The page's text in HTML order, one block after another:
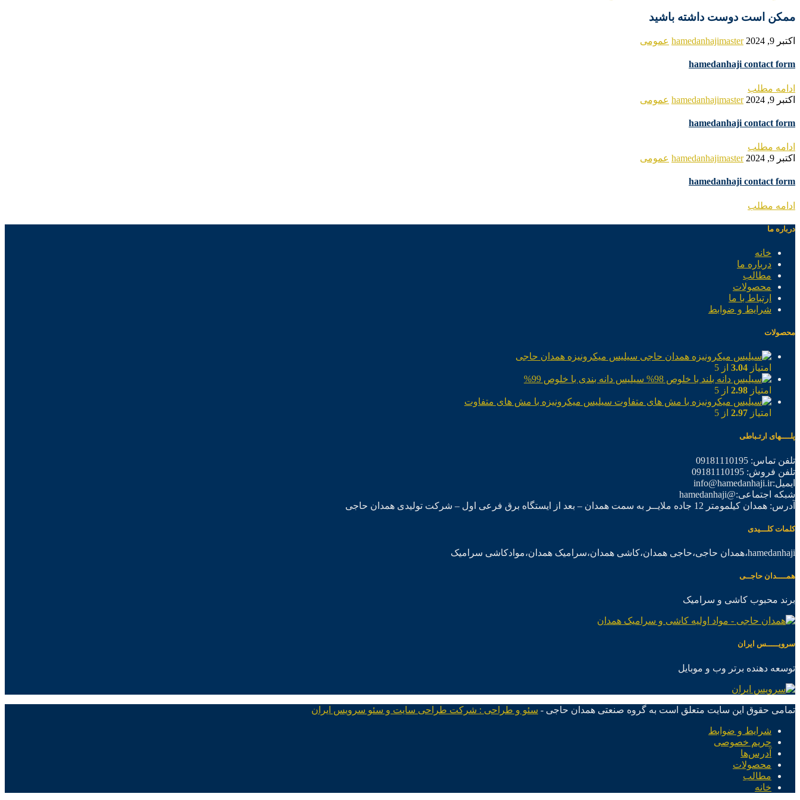
ممکن است دوست داشته باشید
اکتبر 9, 2024 hamedanhajimaster عمومی
hamedanhaji contact form
ادامه مطلب
اکتبر 9, 2024
hamedanhajimaster عمومی
hamedanhaji contact form
ادامه مطلب
اکتبر 9, 2024
hamedanhajimaster عمومی
hamedanhaji contact form
ادامه مطلب
درباره ما
خانه
درباره ما
مطالب
محصولات
ارتباط با ما
شرایط و ضوابط
محصولات
سیلیس میکرونیزه همدان حاجی
امتیاز 3.04 از 5
سیلیس دانه بندی با خلوص 99%
امتیاز 2.98 از 5
سیلیس میکرونیزه با مش های متفاوت
امتیاز 2.97 از 5
پلــــهای ارتـباطی
تلفن تماس: 09181110195
تلفن فروش: 09181110195
ایمیل:info@hamedanhaji.ir
شبکه اجتماعی:@hamedanhaji
آدرس: همدان کیلمومتر 12 جاده ملایــر به سمت همدان – بعد از ایستگاه برق فرعی اول – شرکت تولیدی همدان حاجی
کلمات کلـــیدی
hamedanhaji،همدان حاجی،حاجی همدان،کاشی همدان،سرامیک همدان،موادکاشی سرامیک
همــــدان حاجــی
برند محبوب کاشی و سرامیک
سرویـــــس ایران
توسعه دهنده برتر وب و موبایل
تمامی حقوق این سایت متعلق است به گروه صنعتی همدان حاجی - سئو و طراحی : شرکت طراحی سایت و سئو سرویس ایران
شرایط و ضوابط
حریم خصوصی
آدرس‌ها
محصولات
مطالب
خانه